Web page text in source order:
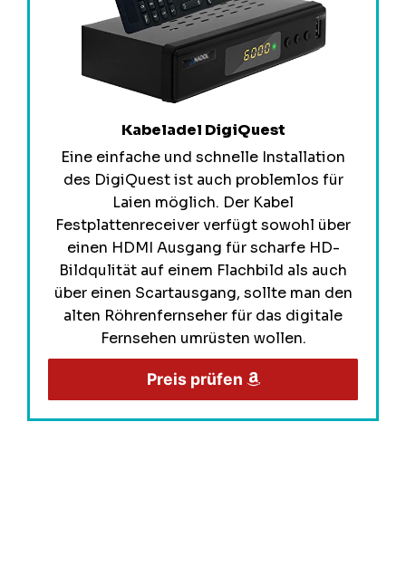
Kabeladel DigiQuest
Eine einfache und schnelle Installation
des DigiQuest ist auch problemlos für
Laien möglich. Der Kabel
Festplattenreceiver verfügt sowohl über
einen HDMI Ausgang für scharfe HD-
Bildqulität auf einem Flachbild als auch
über einen Scartausgang, sollte man den
alten Röhrenfernseher für das digitale
Fernsehen umrüsten wollen.
Preis prüfen